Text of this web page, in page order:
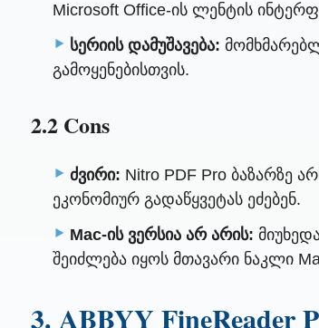
Microsoft Office-ის ლენტის
სერიის დამუშავება:
გამოყენებისთვის.
2.2 Cons
ძვირი: Nitro PDF Pro ბაზარზე
ეკონომიურ გადაწყვეტას ეძებენ.
Mac-ის ვერსია არ არის:
შეიძლება იყოს მთავარი ნაკლი
3. ABBYY FineReader